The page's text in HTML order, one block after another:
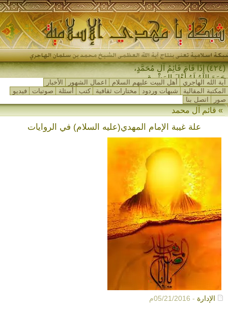
(٤٢٤) إِذَا قَامَ قَائِمُ آلِ مُحَمَّدٍ،
جَمَعَ اللهُ لَهُ أَهْلَ المَشْرِقِ وَأَ_
آية الله الهاجري أهل البيت عليهم السلام اعمال الشهور
الأخبار
المكتبة المقالية
شبهات وردود مختارات ثقافية كتب أسئلة صوتيات
فيديو
صور
اتصل بنا
» قائم آل محمد
علة غيبة الإمام المهدي(عليه السلام) في الروايات
الإدارة - 05/21/2016م